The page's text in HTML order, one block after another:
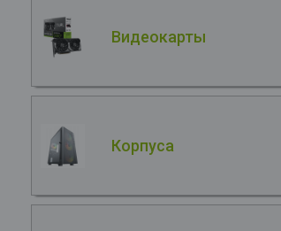
Видеокарты
Корпуса